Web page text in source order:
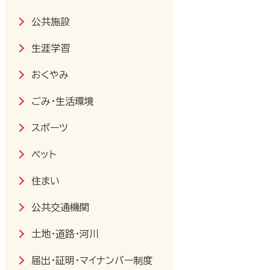
公共施設
生涯学習
おくやみ
ごみ・生活環境
スポーツ
ペット
住まい
公共交通機関
土地・道路・河川
届出・証明・マイナンバー制度